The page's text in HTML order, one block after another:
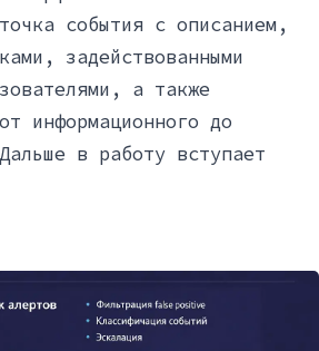
события с описанием,
задействованными
а также
информационного до
в работу вступает